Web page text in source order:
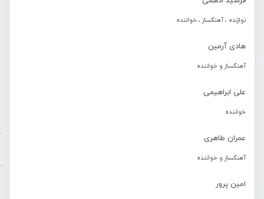
نوازنده ، آهنگساز ، خواننده
هادی آرمین
آهنگساز و خواننده
علی ابراهیمی
خواننده
عمران طاهری
آهنگساز و خواننده
امین پرور